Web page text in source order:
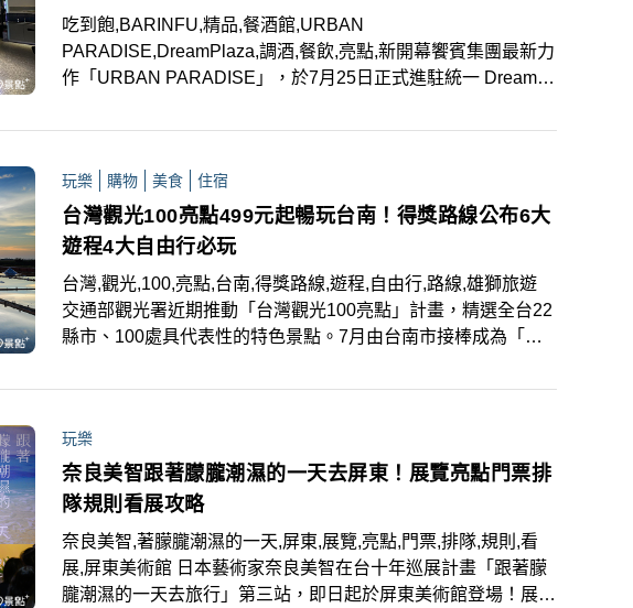
吃到飽,BARINFU,精品,餐酒館,URBAN
PARADISE,DreamPlaza,調酒,餐飲,亮點,新開幕饗賓集團最新力
作「URBAN PARADISE」，於7月25日正式進駐統一 Dream
品牌，再次打破餐飲的既定想像，將都會精神注入一場跨越文化
玩樂 購物 美食 住宿
台灣觀光100亮點499元起暢玩台南！得獎路線公布6大
遊程4大自由行必玩
台灣,觀光,100,亮點,台南,得獎路線,遊程,自由行,路線,雄獅旅遊
交通部觀光署近期推動「台灣觀光100亮點」計畫，精選全台22
縣市、100處具代表性的特色景點。7月由台南市接棒成為「環
題推出系列活動，規劃6條套裝路線、共42梯次亮點遊程，並同
獎」。古都魅力綻放，夏日行程首選台南。
玩樂
奈良美智跟著朦朧潮濕的一天去屏東！展覽亮點門票排
隊規則看展攻略
奈良美智,著朦朧潮濕的一天,屏東,展覽,亮點,門票,排隊,規則,看
展,屏東美術館 日本藝術家奈良美智在台十年巡展計畫「跟著朦
朧潮濕的一天去旅行」第三站，即日起於屏東美術館登場！展覽